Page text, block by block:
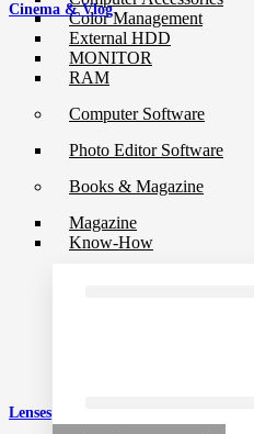
Color Management
External HDD
MONITOR
RAM
Computer Software
Photo Editor Software
Books & Magazine
Magazine
Know-How
Cinema & Vlog
Lenses